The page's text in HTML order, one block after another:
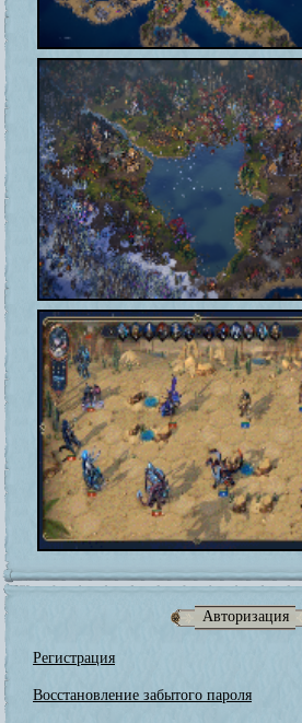
Авторизация
Регистрация
Восстановление забытого пароля